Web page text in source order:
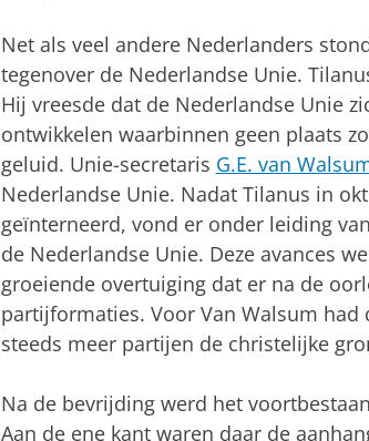
Net als veel andere Nederlanders
tegenover de Nederlandse Unie.
Hij vreesde dat de Nederlandse Unie
ontwikkelen waarbinnen geen plaats
geluid. Unie-secretaris G.E. van
Nederlandse Unie. Nadat Tilanus in
geïnterneerd, vond er onder leiding
de Nederlandse Unie. Deze avances
groeiende overtuiging dat er na de
partijformaties. Voor Van Walsum
steeds meer partijen de christelijke
Na de bevrijding werd het
Aan de ene kant waren daar de